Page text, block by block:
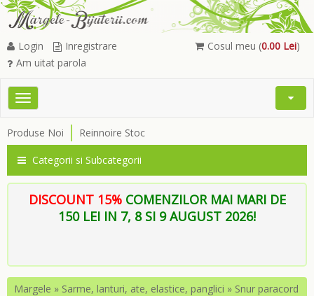
Cosul meu (0.00 Lei)
Login
Inregistrare
Am uitat parola
Toggle
Open
Produse Noi Reinnoire Stoc
Categorii si Subcategorii
DISCOUNT 15% COMENZILOR MAI MARI DE
150 LEI IN 7, 8 SI 9 AUGUST 2026!
Margele » Sarme, lanturi, ate, elastice, panglici » Snur paracord